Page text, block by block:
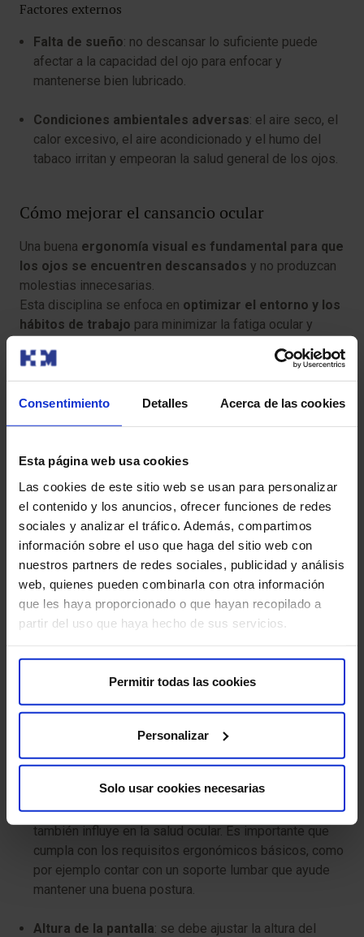
Consentimiento Detalles Acerca de las cookies
Esta página web usa cookies
Las cookies de este sitio web se usan para personalizar
el contenido y los anuncios, ofrecer funciones de redes
sociales y analizar el tráfico. Además, compartimos
información sobre el uso que haga del sitio web con
nuestros partners de redes sociales, publicidad y análisis
web, quienes pueden combinarla con otra información
que les haya proporcionado o que hayan recopilado a
partir del uso que haya hecho de sus servicios.
Permitir todas las cookies
Personalizar
Solo usar cookies necesarias
Factores externos
Falta de sueño: no descansar lo suficiente puede
afectar a la capacidad del ojo para enfocar y
mantenerse bien lubricado.
Condiciones ambientales adversas: el aire seco, el
calor excesivo, el aire acondicionado y el humo del
tabaco irritan y empeoran la salud general de los ojos.
Cómo mejorar el cansancio ocular
Una buena ergonomía visual es fundamental para que
los ojos se encuentren descansados y no produzcan
molestias innecesarias.
Esta disciplina se enfoca en optimizar el entorno y los
hábitos de trabajo para minimizar la fatiga ocular y
Americana de Oftalmología ofrece las
siguientesrecomendaciones:
Iluminación adecuada
Cuidado con los deslumbramientos
fuentes de luz de forma indirecta y evita la luz solar
directa sobre los ojos.
Ajustar la luz
: cada actividad requiere unos niveles de
luz específicos que se logran a través de un uso
correcto de la iluminación ambiental. Para conseguir
una buena iluminación hay que coordinar la luz natural y
la artificial, optando siempre que se pueda por la
Contraste adecuado: a la hora de sentarse ante el
que asegurar un contraste en la pantalla que permita
ver bien y con nitidez.
Silla ergonómica: el tipo de silla en la que se trabaja
también influye en la salud ocular. Es importante que
cumpla con los requisitos ergonómicos básicos, como
por ejemplo contar con un soporte lumbar que ayude
mantener una buena postura.
Altura de la pantalla: se debe ajustar la altura del